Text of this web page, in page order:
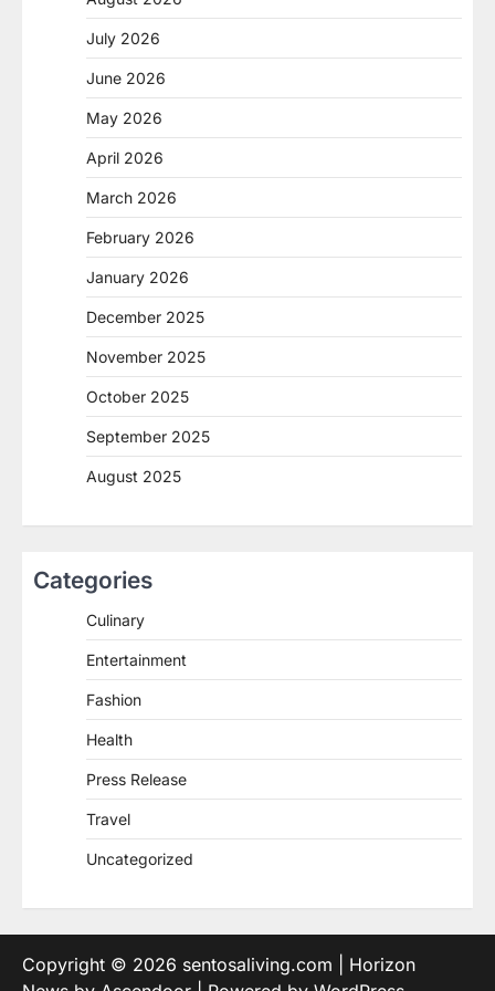
July 2026
June 2026
May 2026
April 2026
March 2026
February 2026
January 2026
December 2025
November 2025
October 2025
September 2025
August 2025
Categories
Culinary
Entertainment
Fashion
Health
Press Release
Travel
Uncategorized
Copyright © 2026 sentosaliving.com | Horizon